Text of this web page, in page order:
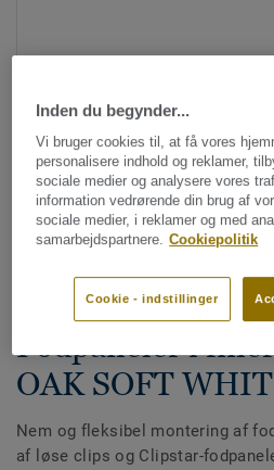
Gulvlister
Tilbehør til
Fodpaneler i
OAK SOFT
Nem og fleksibel montering af
af løse clips og Clipstar-
Inden du begynder...
Vi bruger cookies til, at få vores
personalisere indhold og reklamer,
sociale medier og analysere vores
information vedrørende din brug af
sociale medier, i reklamer og med
samarbejdspartnere.
Cookiepolitik
Cookie - indstillinger